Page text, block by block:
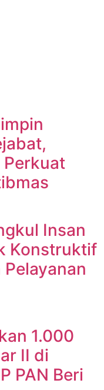
Perkuat
Insan
Konstruktif
1.000
II di
PAN Beri